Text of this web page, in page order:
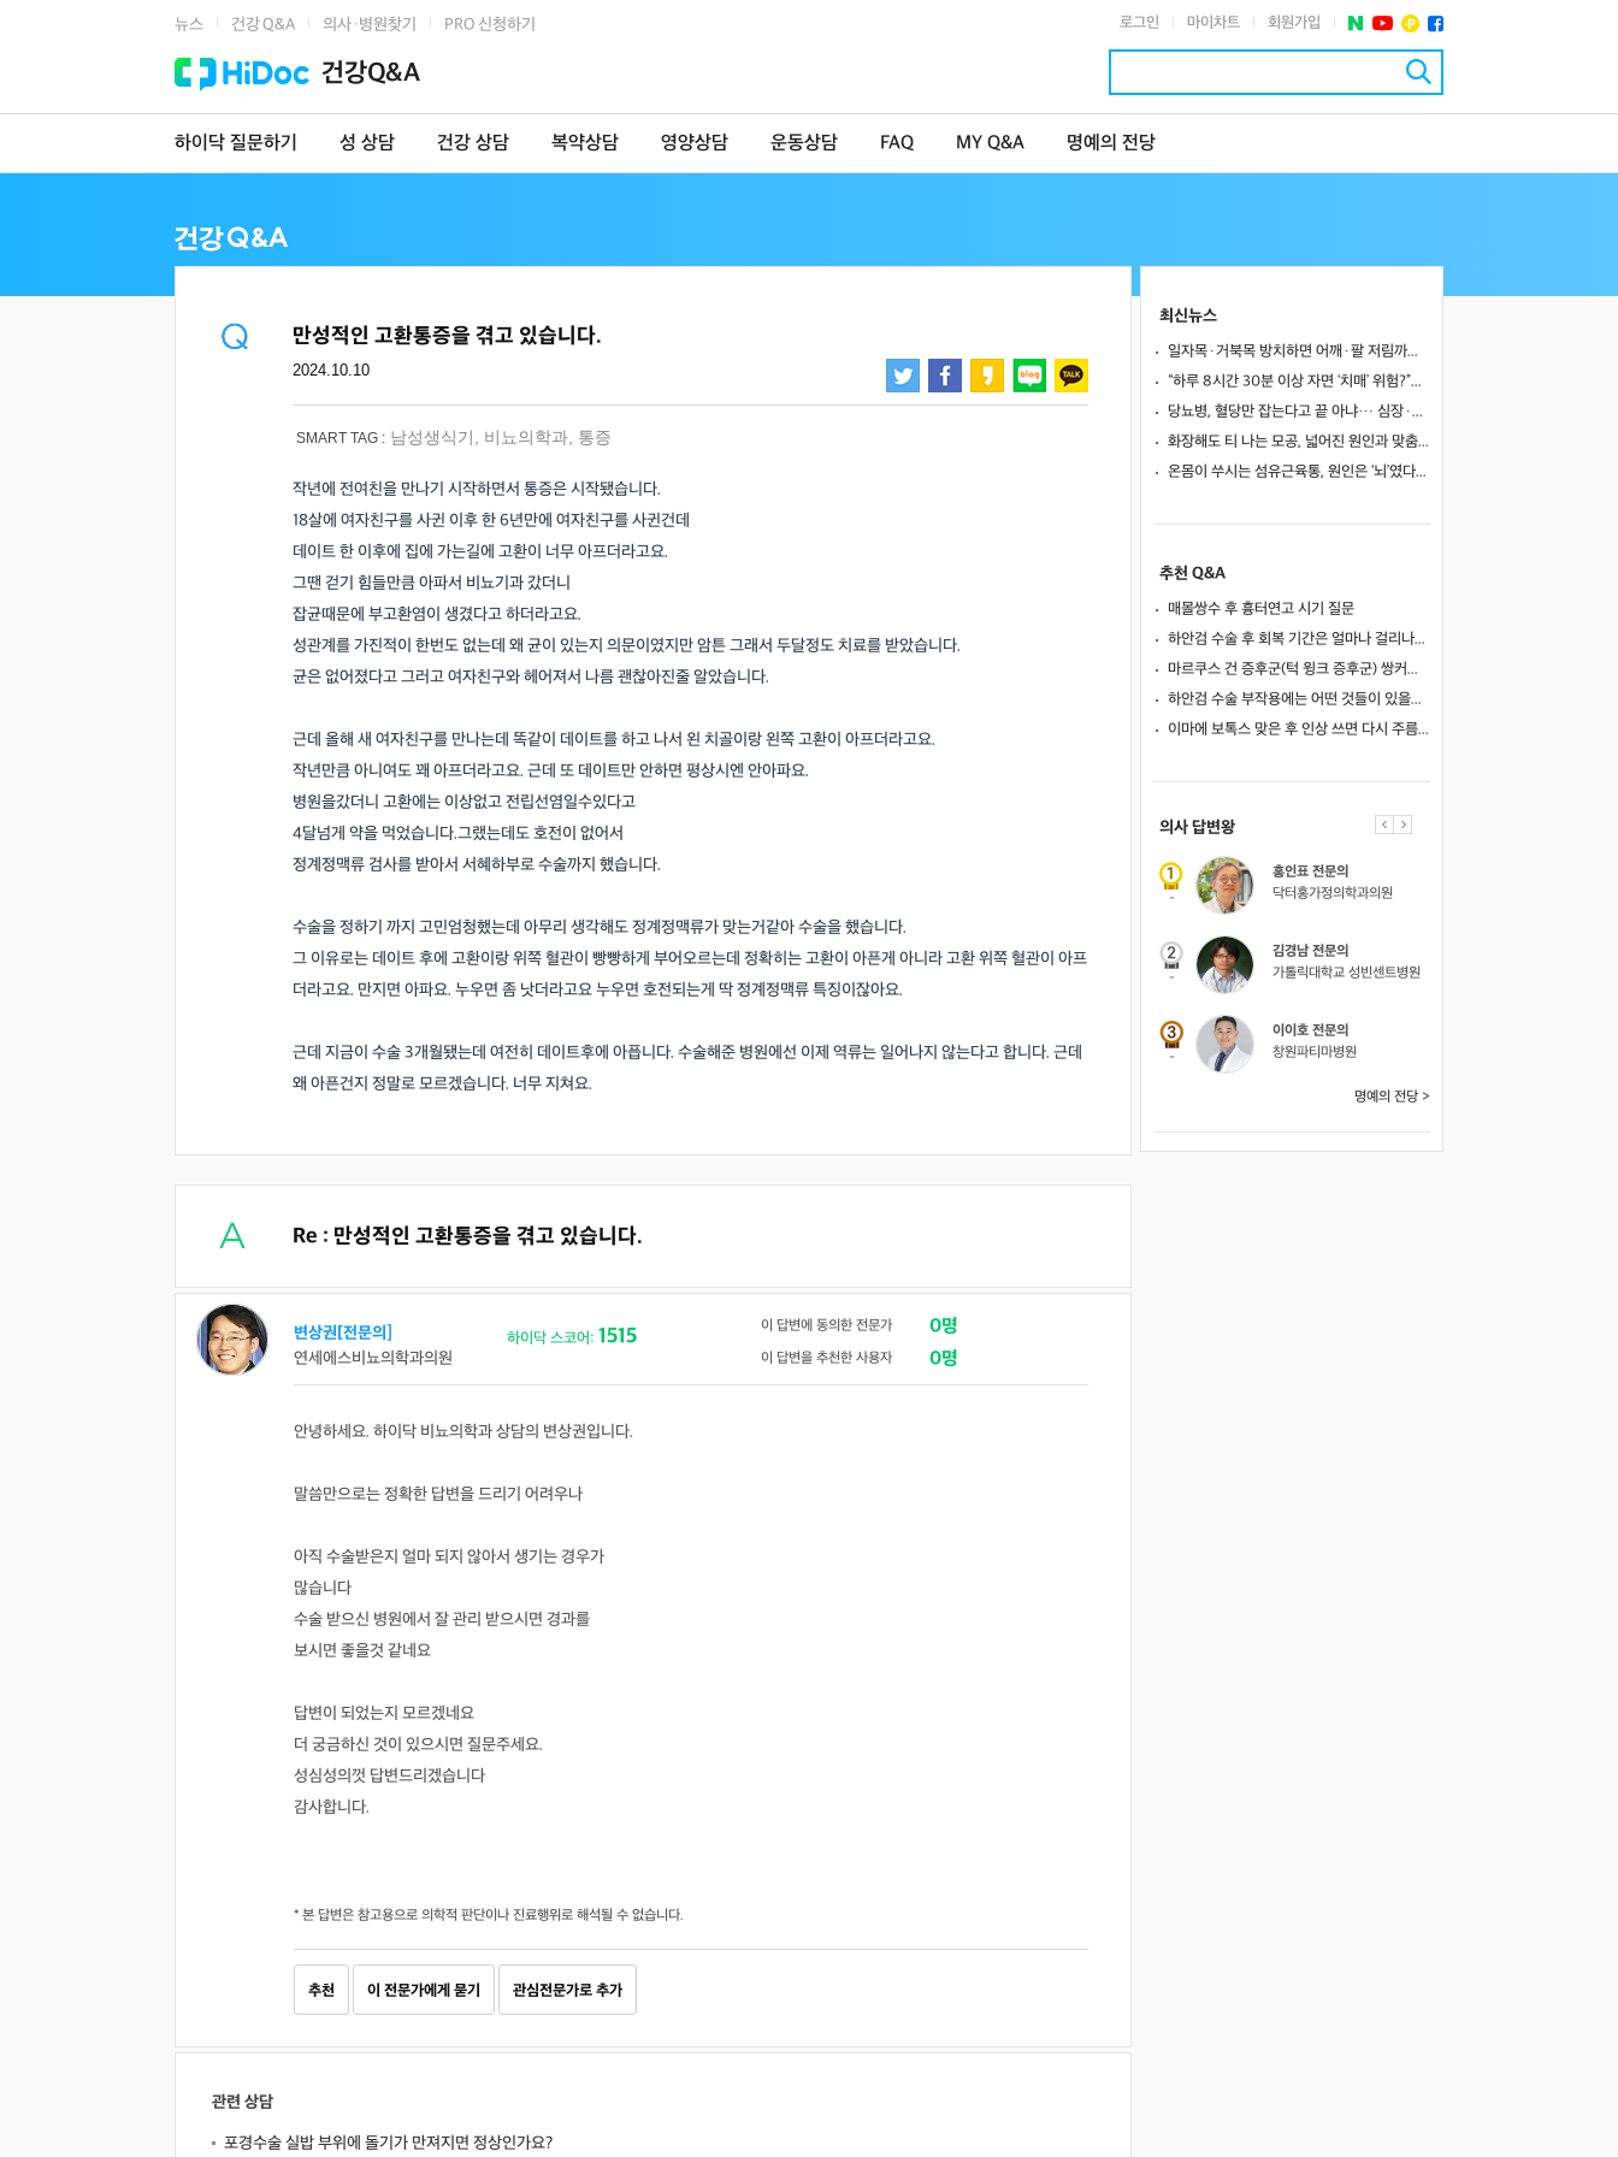
뉴스 건강 Q&A 의사·병원찾기 PRO 신청하기 로그인 마이차트 회원가입
건강Q&A
하이닥 질문하기 성 상담 건강 상담 복약상담 영양상담 운동상담 FAQ MY Q&A 명예의 전당
만성적인 고환통증을 겪고 있습니다.
2024.10.10
SMART TAG : 남성생식기 비뇨의학과 통증
작년에 전여친을 만나기 시작하면서 통증은 시작됐습니다.
18살에 여자친구를 사귄 이후 한 6년만에 여자친구를 사귄건데
데이트 한 이후에 집에 가는길에 고환이 너무 아프더라고요.
그땐 걷기 힘들만큼 아파서 비뇨기과 갔더니
잡균때문에 부고환염이 생겼다고 하더라고요.
성관계를 가진적이 한번도 없는데 왜 균이 있는지 의문이였지만 암튼 그래서 두달정도 치료를 받았습니다.
균은 없어졌다고 그러고 여자친구와 헤어져서 나름 괜찮아진줄 알았습니다.
근데 올해 새 여자친구를 만나는데 똑같이 데이트를 하고 나서 왼 치골이랑 왼쪽 고환이 아프더라고요.
작년만큼 아니여도 꽤 아프더라고요. 근데 또 데이트만 안하면 평상시엔 안아파요.
병원을갔더니 고환에는 이상없고 전립선염일수있다고
4달넘게 약을 먹었습니다.그랬는데도 호전이 없어서
정계정맥류 검사를 받아서 서혜하부로 수술까지 했습니다.
수술을 정하기 까지 고민엄청했는데 아무리 생각해도 정계정맥류가 맞는거같아 수술을 했습니다.
그 이유로는 데이트 후에 고환이랑 위쪽 혈관이 빵빵하게 부어오르는데 정확히는 고환이 아픈게 아니라 고환 위쪽 혈관이 아프
더라고요. 만지면 아파요. 누우면 좀 낫더라고요 누우면 호전되는게 딱 정계정맥류 특징이잖아요.
근데 지금이 수술 3개월됐는데 여전히 데이트후에 아픕니다. 수술해준 병원에선 이제 역류는 일어나지 않는다고 합니다. 근데
왜 아픈건지 정말로 모르겠습니다. 너무 지쳐요.
Re : 만성적인 고환통증을 겪고 있습니다.
변상권[전문의]
연세에스비뇨의학과의원
하이닥 스코어: 1515 이 답변에 동의한 전문가 0명
이 답변을 추천한 사용자 0명
안녕하세요. 하이닥 비뇨의학과 상담의 변상권입니다.
말씀만으로는 정확한 답변을 드리기 어려우나
아직 수술받은지 얼마 되지 않아서 생기는 경우가
많습니다
수술 받으신 병원에서 잘 관리 받으시면 경과를
보시면 좋을것 같네요
답변이 되었는지 모르겠네요
더 궁금하신 것이 있으시면 질문주세요.
성심성의껏 답변드리겠습니다
감사합니다.
* 본 답변은 참고용으로 의학적 판단이나 진료행위로 해석될 수 없습니다.
추천 이 전문가에게 묻기 관심전문가로 추가
관련 상담
포경수술 실밥 부위에 돌기가 만져지면 정상인가요?
최신뉴스
일자목·거북목 방치하면 어깨·팔 저림까지…초기 관리가 중요한 이유
“하루 8시간 30분 이상 자면 ‘치매’ 위험?”… 혈액 속 알츠하이머 단백질 늘었다
당뇨병, 혈당만 잡는다고 끝 아냐… 심장·신장·발 건강 관리까지 챙겨야
화장해도 티 나는 모공, 넓어진 원인과 맞춤 치료법
온몸이 쑤시는 섬유근육통, 원인은 ‘뇌’였다… 250만 명 연구로 첫 입증
추천 Q&A
매몰쌍수 후 흉터연고 시기 질문
하안검 수술 후 회복 기간은 얼마나 걸리나요?
마르쿠스 건 증후군(턱 윙크 증후군) 쌍커풀 수술 가능 여부
하안검 수술 부작용에는 어떤 것들이 있을까요?
이마에 보톡스 맞은 후 인상 쓰면 다시 주름이 생길까요?
약사 답변왕
김민한 약사
의사 답변왕
김경남 전문의
-
창원파티마병원
의사 답변왕
-
홍인표 전문의
닥터홍가정의학과의원
-
김경남 전문의
가톨릭대학교 성빈센트병원
-
이이호 전문의
창원파티마병원
명예의 전당 >